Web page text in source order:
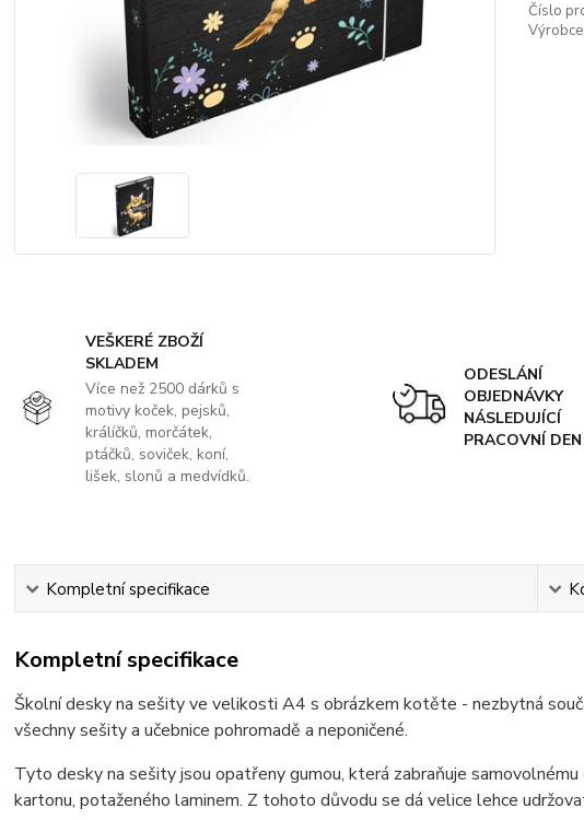
Číslo
Výrobce:
VEŠKERÉ ZBOŽÍ
SKLADEM
Více než 2500 dárků s
motivy koček, pejsků,
králíčků, morčátek,
ptáčků, soviček, koní,
lišek, slonů a medvídků.
ODESLÁNÍ
OBJEDNÁVKY
NÁSLEDUJÍCÍ
PRACOVNÍ DEN
Kompletní specifikace
Kompletní specifikace
Školní desky na sešity ve velikosti A4 s obrázkem kotěte - nezbytná
všechny sešity a učebnice pohromadě a neponičené.
Tyto desky na sešity jsou opatřeny gumou, která zabraňuje
kartonu, potaženého laminem. Z tohoto důvodu se dá velice lehce